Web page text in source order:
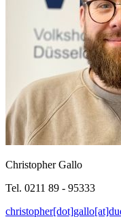
Christopher Gallo
Tel. 0211 89 - 95333